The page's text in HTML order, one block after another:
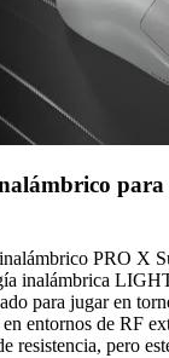
para
PRO X
inalámbrica
para jugar en
entornos de RF
resistencia, pero